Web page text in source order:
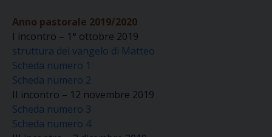
Anno pastorale 2019/2020
I incontro – 1° ottobre 2019
struttura del vangelo di Matteo
Scheda numero 1
Scheda numero 2
II incontro – 12 novembre 2019
Scheda numero 3
Scheda numero 4